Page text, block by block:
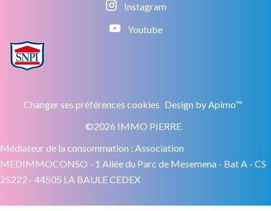
Instagram
Youtube
Changer ses préférences cookies Design byApimo™
©2026 IMMO PIERRE
Médiateur de la consommation : Association
MEDIMMOCONSO - 1 Allée du Parc de Mesemena - Bat A - CS
25222 - 44505 LA BAULE CEDEX